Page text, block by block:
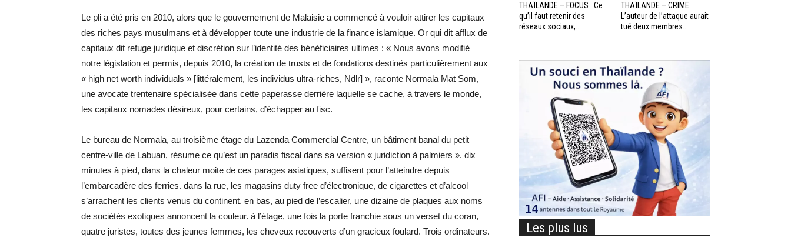
Le pli a été pris en 2010, alors que le gouvernement de Malaisie a commencé à vouloir attirer les capitaux
des riches pays musulmans et à développer toute une industrie de la finance islamique. Or qui dit afflux de
capitaux dit refuge juridique et discrétion sur l’identité des bénéficiaires ultimes : « Nous avons modifié
notre législation et permis, depuis 2010, la création de trusts et de fondations destinés particulièrement aux
« high net worth individuals » [littéralement, les individus ultra-riches, Ndlr] », raconte Normala Mat Som,
une avocate trentenaire spécialisée dans cette paperasse derrière laquelle se cache, à travers le monde,
les capitaux nomades désireux, pour certains, d’échapper au fisc.
Le bureau de Normala, au troisième étage du Lazenda Commercial Centre, un bâtiment banal du petit
centre-ville de Labuan, résume ce qu’est un paradis fiscal dans sa version « juridiction à palmiers ». dix
minutes à pied, dans la chaleur moite de ces parages asiatiques, suffisent pour l’atteindre depuis
l’embarcadère des ferries. dans la rue, les magasins duty free d’électronique, de cigarettes et d’alcool
s’arrachent les clients venus du continent. en bas, au pied de l’escalier, une dizaine de plaques aux noms
de sociétés exotiques annoncent la couleur. à l’étage, une fois la porte franchie sous un verset du coran,
quatre juristes, toutes des jeunes femmes, les cheveux recouverts d’un gracieux foulard. Trois ordinateurs.
THAÏLANDE – FOCUS : Ce
qu’il faut retenir des
réseaux sociaux,...
THAÏLANDE – CRIME :
L’auteur de l’attaque aurait
tué deux membres...
Les plus lus